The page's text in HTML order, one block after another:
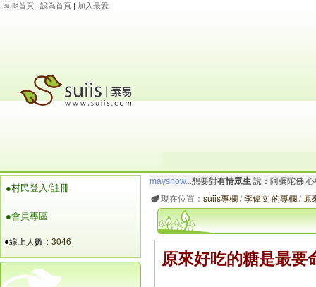
| suiis首頁 | 設為首頁 | 加入最愛
●村民登入/註冊
●會員專區
●線上人數： 3046
maysnow...想要對有情眾生說：阿彌陀佛.
現在位置： suiis專欄/李偉文 的專欄/原
原來好吃的糖是最要